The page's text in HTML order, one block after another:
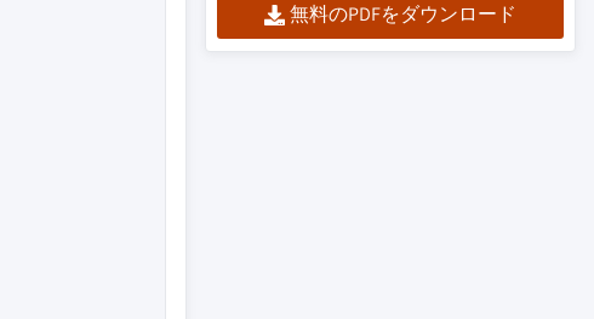
無料のPDFをダウンロード